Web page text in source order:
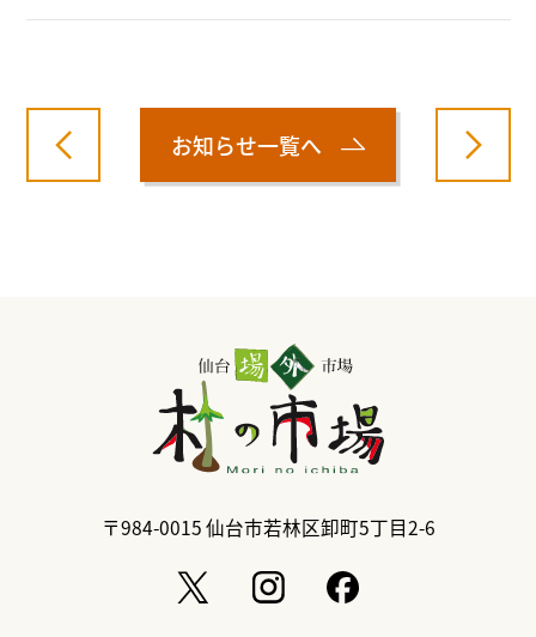
お知らせ一覧へ
〒984-0015仙台市若林区卸町5丁目2-6